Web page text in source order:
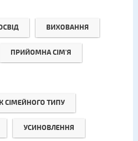
ВИХОВАННЯ
ПРИЙОМНА СІМ'Я
СІМЕЙНОГО ТИПУ
УСИНОВЛЕННЯ